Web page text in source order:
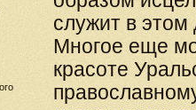
служит в
Многое еще
красоте